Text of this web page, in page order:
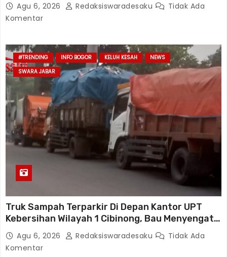
Agu 6, 2026 Redaksiswaradesaku
Tidak Ada
Komentar
#TRENDING INFO BOGOR KELUH KESAH
NEWS
SWARA JABAR
Truk Sampah Terparkir Di Depan Kantor UPT
Kebersihan Wilayah 1 Cibinong, Bau Menyengat
Diduga Resahkan Warga
Agu 6, 2026 Redaksiswaradesaku
Tidak Ada
Komentar